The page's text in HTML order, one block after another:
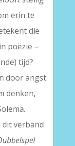
erin te
die
poëzie –
tijd?
door angst:
denken,
verband